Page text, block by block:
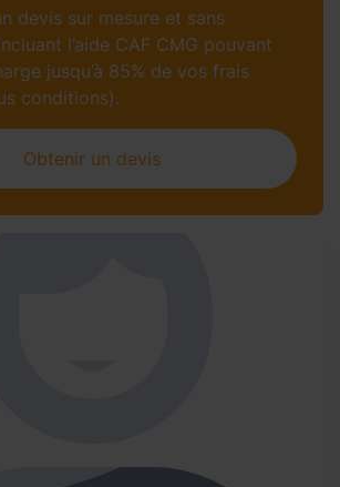
devis sur mesure et sans
l’aide CAF CMG pouvant
jusqu’à 85% de vos frais
conditions).
Obtenir un devis